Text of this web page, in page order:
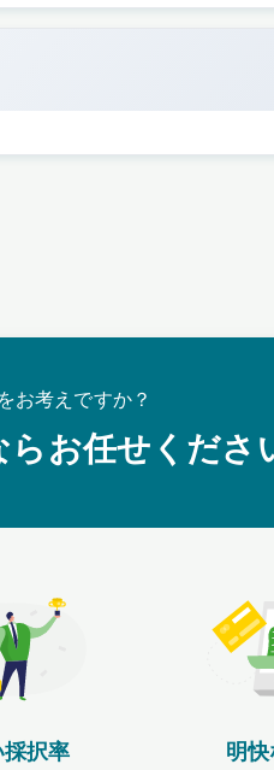
お考えですか？
お任せくださ
択率 明